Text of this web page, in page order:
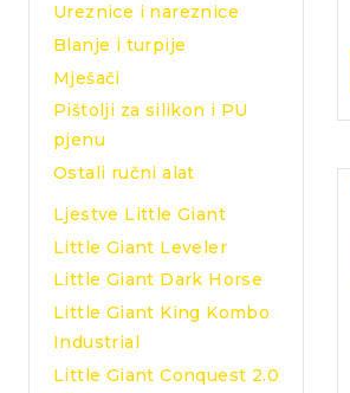
Ureznice i nareznice
Blanje i turpije
Mješači
Pištolji za silikon i PU
pjenu
Ostali ručni alat
Ljestve Little Giant
Little Giant Leveler
Little Giant Dark Horse
Little Giant King Kombo
Industrial
Little Giant Conquest 2.0